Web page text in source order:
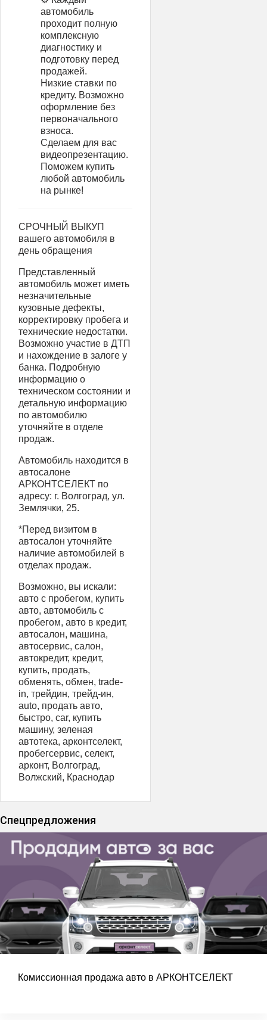
автомобиль
проходит полную
комплексную
диагностику и
подготовку перед
продажей.
Низкие ставки по
кредиту. Возможно
оформление без
первоначального
взноса.
Сделаем для вас
видеопрезентацию.
Поможем купить
любой автомобиль
на рынке!
СРОЧНЫЙ ВЫКУП
вашего автомобиля в
день обращения
Представленный
автомобиль может иметь
незначительные
кузовные дефекты,
корректировку пробега и
технические недостатки.
Возможно участие в ДТП
и нахождение в залоге у
банка. Подробную
информацию о
техническом состоянии и
детальную информацию
по автомобилю
уточняйте в отделе
продаж.
Автомобиль находится в
автосалоне
АРКОНТСЕЛЕКТ по
адресу: г. Волгоград, ул.
Землячки, 25.
*Перед визитом в
автосалон уточняйте
наличие автомобилей в
отделах продаж.
Возможно, вы искали:
авто с пробегом, купить
авто, автомобиль с
пробегом, авто в кредит,
автосалон, машина,
автосервис, салон,
автокредит, кредит,
купить, продать,
обменять, обмен, trade-
in, трейдин, трейд-ин,
auto, продать авто,
быстро, car, купить
машину, зеленая
автотека, арконтселект,
пробегсервис, селект,
арконт, Волгоград,
Волжский, Краснодар
Спецпредложения
Комиссионная продажа авто в АРКОНТСЕЛЕКТ